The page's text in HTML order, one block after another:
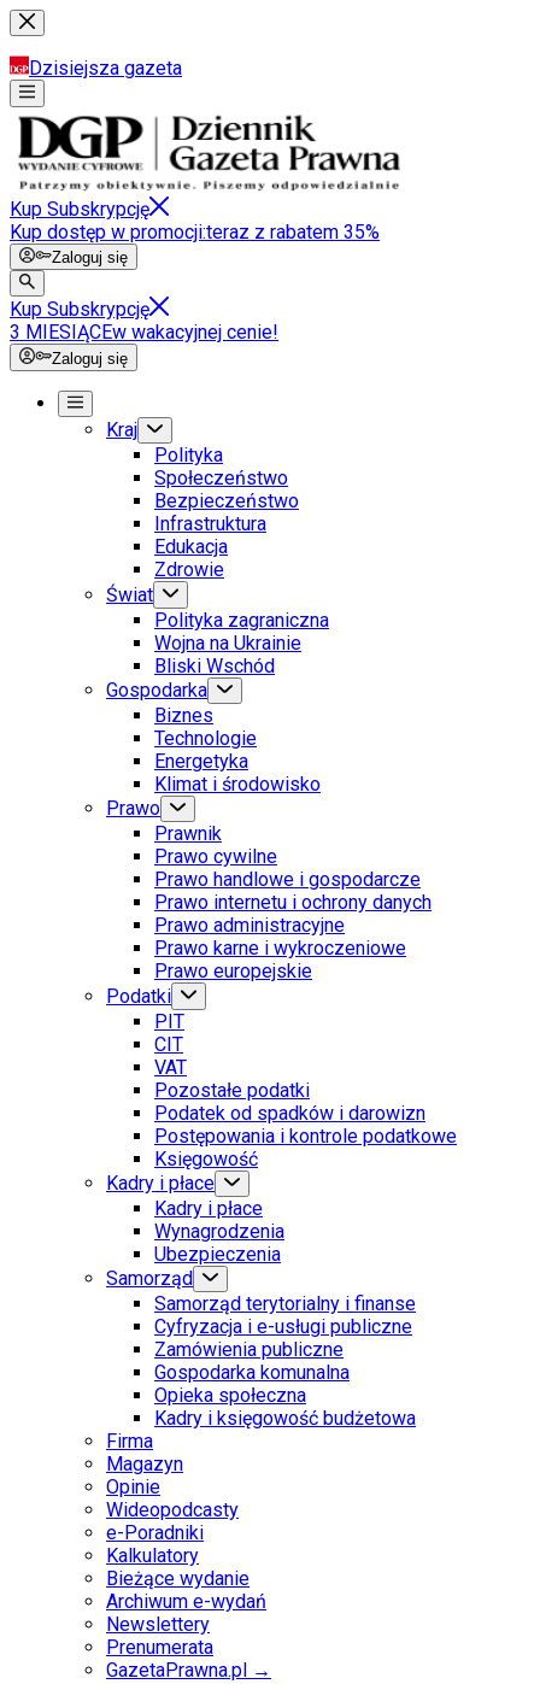
Dzisiejsza gazeta
Kup Subskrypcję
Kup dostęp w promocji:teraz z rabatem 35%
Zaloguj się
Kup Subskrypcję
3 MIESIĄCEw wakacyjnej cenie!
Zaloguj się
Kraj
Polityka
Społeczeństwo
Bezpieczeństwo
Infrastruktura
Edukacja
Zdrowie
Świat
Polityka zagraniczna
Wojna na Ukrainie
Bliski Wschód
Gospodarka
Biznes
Technologie
Energetyka
Klimat i środowisko
Prawo
Prawnik
Prawo cywilne
Prawo handlowe i gospodarcze
Prawo internetu i ochrony danych
Prawo administracyjne
Prawo karne i wykroczeniowe
Prawo europejskie
Podatki
PIT
CIT
VAT
Pozostałe podatki
Podatek od spadków i darowizn
Postępowania i kontrole podatkowe
Księgowość
Kadry i płace
Kadry i płace
Wynagrodzenia
Ubezpieczenia
Samorząd
Samorząd terytorialny i finanse
Cyfryzacja i e-usługi publiczne
Zamówienia publiczne
Gospodarka komunalna
Opieka społeczna
Kadry i księgowość budżetowa
Firma
Magazyn
Opinie
Wideopodcasty
e-Poradniki
Kalkulatory
Bieżące wydanie
Archiwum e-wydań
Newslettery
Prenumerata
GazetaPrawna.pl →